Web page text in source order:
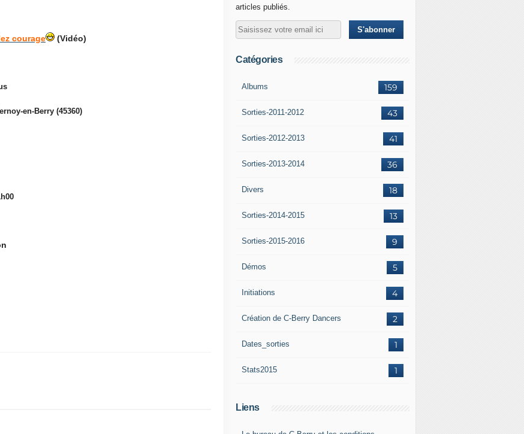
courage (Vidéo)
en-Berry (45360)
articles publiés.
Catégories
159
Albums
43
Sorties-2011-2012
41
Sorties-2012-2013
36
Sorties-2013-2014
18
Divers
13
Sorties-2014-2015
9
Sorties-2015-2016
5
Démos
4
Initiations
2
Création de C-Berry Dancers
1
Dates_sorties
1
Stats2015
Liens